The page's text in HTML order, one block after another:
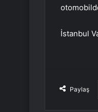
İstanbul
Paylaş